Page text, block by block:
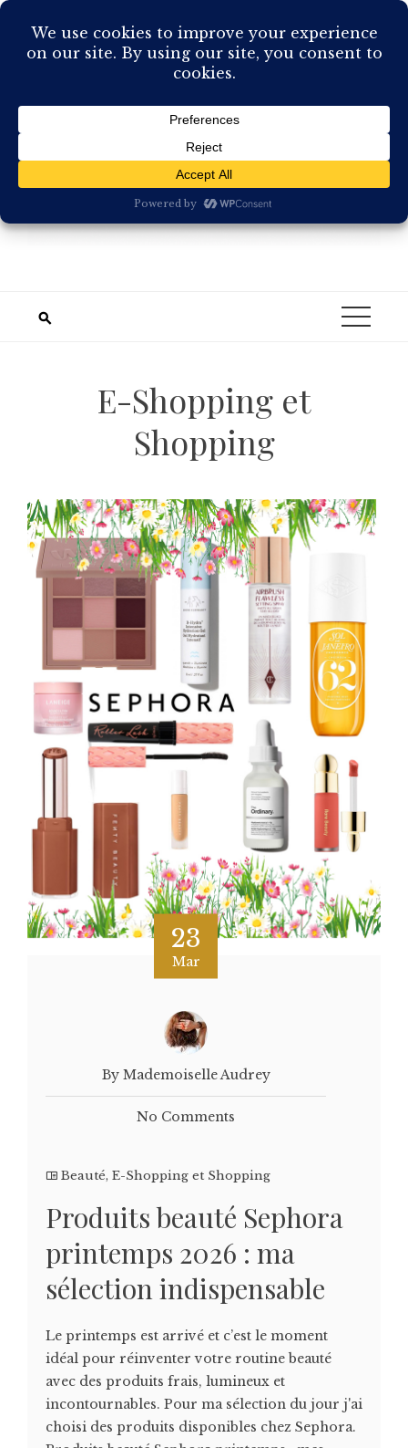
Skip
content
E-Shopping et
Shopping
23
Mar
By Mademoiselle Audrey
No Comments
Beauté, E-Shopping et Shopping
Produits beauté Sephora
printemps 2026 : ma
sélection indispensable
Le printemps est arrivé et c’est le moment
idéal pour réinventer votre routine beauté
avec des produits frais, lumineux et
incontournables. Pour ma sélection du jour j'ai
choisi des produits disponibles chez Sephora.